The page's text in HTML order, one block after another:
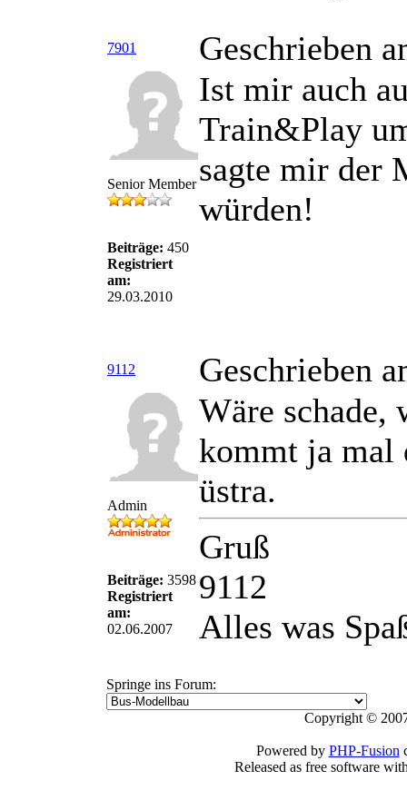
7901 Geschrieben
Senior Member
Beiträge: 450
Registriert
am:
29.03.2010
Ist mir auch
Train&Play
sagte mir der
würden!
9112 Geschrieben
Admin
Beiträge: 3598
Registriert
am:
02.06.2007
Wäre
kommt ja
üstra.
Gruß
9112
Alles was
Springe ins Forum:
Copyright ©
Powered by PHP-Fusion
Released as free software